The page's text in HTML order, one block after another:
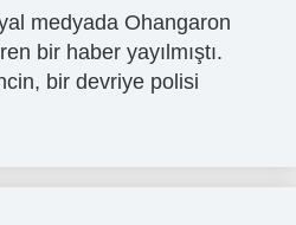
medyada Ohangaron
bir haber yayılmıştı.
bir devriye polisi